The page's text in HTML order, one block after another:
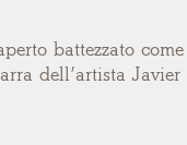
battezzato
dell’artista